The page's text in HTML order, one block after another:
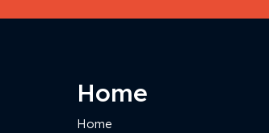
Home
Home